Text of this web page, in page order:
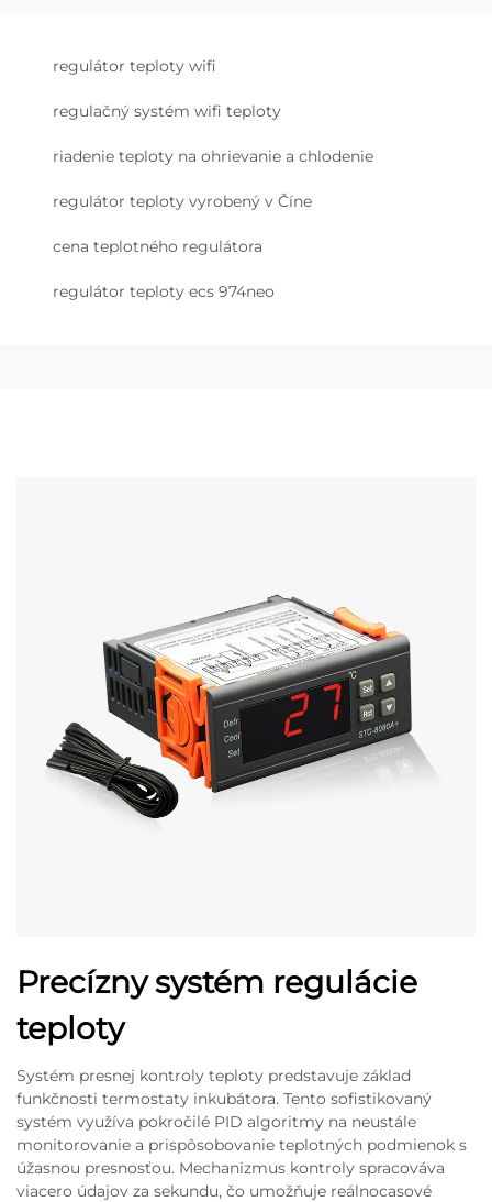
regulátor teploty wifi
regulačný systém wifi teploty
riadenie teploty na ohrievanie a chlodenie
regulátor teploty vyrobený v Číne
cena teplotného regulátora
regulátor teploty ecs 974neo
Precízny systém regulácie
teploty
Systém presnej kontroly teploty predstavuje základ
funkčnosti termostatу inkubátora. Tento sofistikovaný
systém využíva pokročilé PID algoritmy na neustále
monitorovanie a prispôsobovanie teplotných podmienok s
úžasnou presnosťou. Mechanizmus kontroly spracováva
viacero údajov za sekundu, čo umožňuje reálnocasové